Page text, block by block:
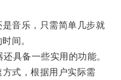
音乐，只需简单几步就
间。
具备一些实用的功能。
式，根据用户实际需